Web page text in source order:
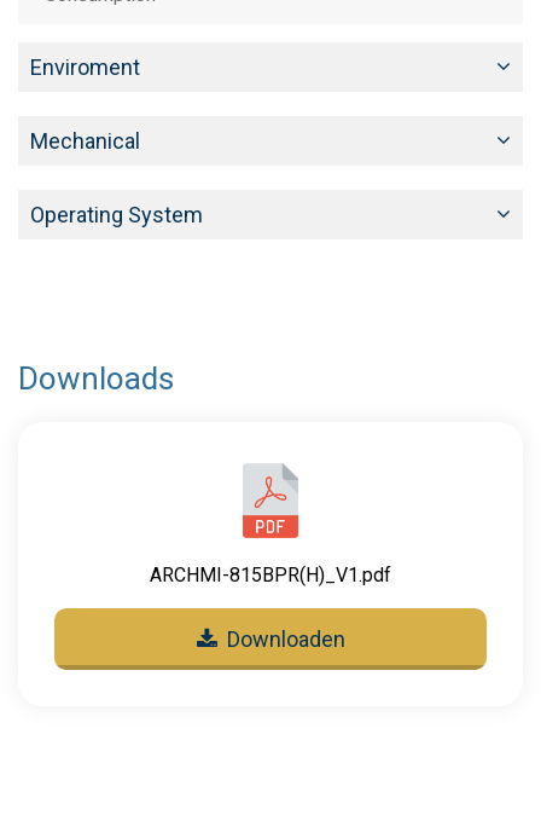
Enviroment
Mechanical
Operating System
Downloads
ARCHMI-815BPR(H)_V1.pdf
Downloaden